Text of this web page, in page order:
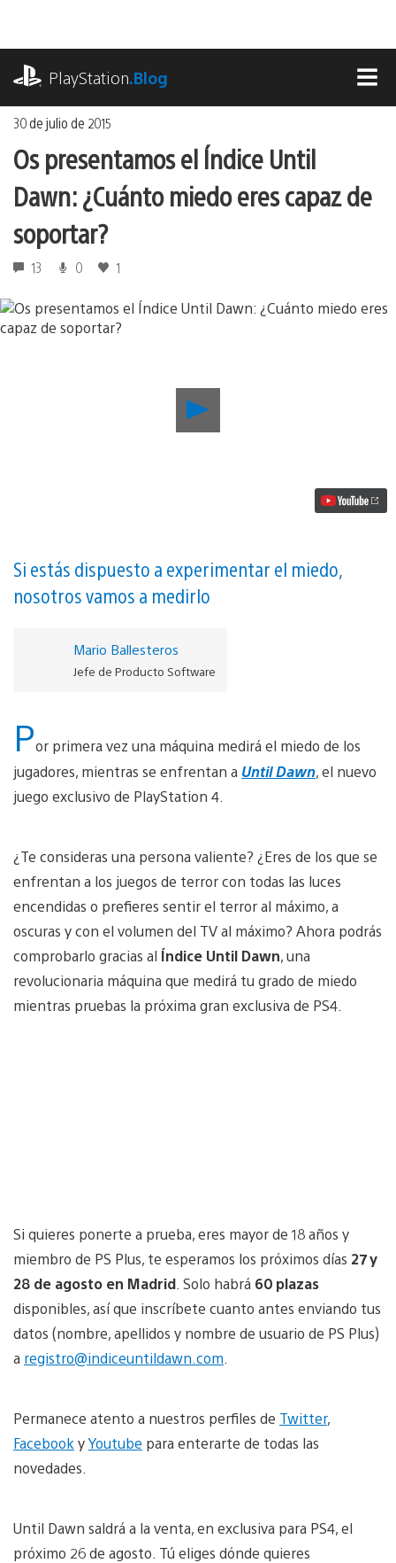
contenido
PlayStation.Blog
30 de julio de 2015
Os presentamos el Índice Until
Dawn: ¿Cuánto miedo eres capaz de
soportar?
13 0 1
presentamos
capaz
de
Si estás dispuesto a experimentar el miedo,
nosotros vamos a medirlo
Mario Ballesteros
Jefe de Producto Software
Por primera vez una máquina medirá el miedo de los
jugadores, mientras se enfrentan a Until Dawn, el nuevo
juego exclusivo de PlayStation 4.
¿Te consideras una persona valiente? ¿Eres de los que se
enfrentan a los juegos de terror con todas las luces
encendidas o prefieres sentir el terror al máximo, a
oscuras y con el volumen del TV al máximo? Ahora podrás
comprobarlo gracias al Índice Until Dawn, una
revolucionaria máquina que medirá tu grado de miedo
mientras pruebas la próxima gran exclusiva de PS4.
Si quieres ponerte a prueba, eres mayor de 18 años y
miembro de PS Plus, te esperamos los próximos días 27 y
28 de agosto en Madrid . Solo habrá 60 plazas
disponibles, así que inscríbete cuanto antes enviando tus
datos (nombre, apellidos y nombre de usuario de PS Plus)
a registro@indiceuntildawn.com
Permanece atento a nuestros perfiles de Twitter,
Facebook yYoutube para enterarte de todas las
novedades.
Until Dawn saldrá a la venta, en exclusiva para PS4, el
próximo 26 de agosto. Tú eliges dónde quieres